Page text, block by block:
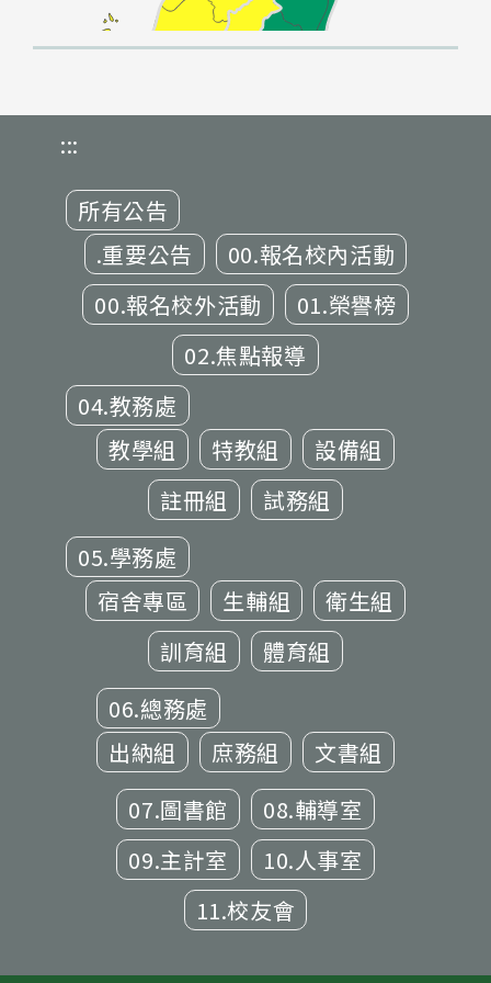
:::
所有公告
.重要公告
00.報名校內活動
00.報名校外活動
01.榮譽榜
02.焦點報導
04.教務處
教學組
特教組
設備組
註冊組
試務組
05.學務處
宿舍專區
生輔組
衛生組
訓育組
體育組
06.總務處
出納組
庶務組
文書組
07.圖書館
08.輔導室
09.主計室
10.人事室
11.校友會